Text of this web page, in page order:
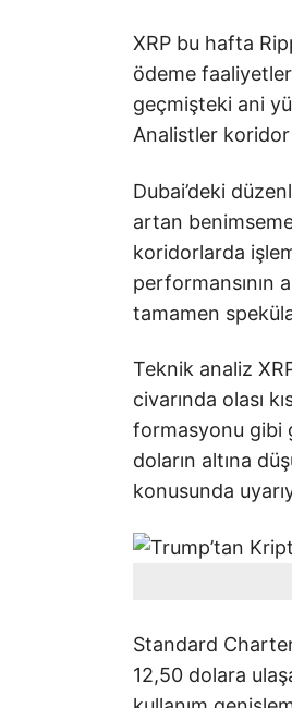
XRP bu hafta
ödeme
geçmişteki ani
Analistler koridor
Dubai’deki
artan
koridorlarda
performansının
tamamen
Teknik analiz
civarında olası
formasyonu gibi
doların altına
konusunda
Standard
12,50 dolara